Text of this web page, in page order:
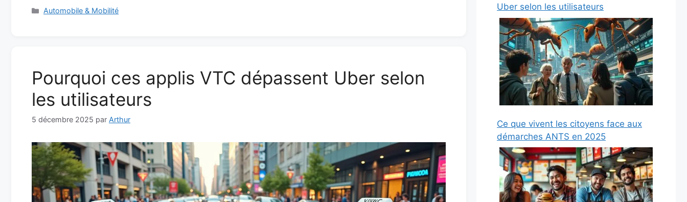
Catégories
Automobile & Mobilité
Pourquoi ces applis VTC dépassent Uber selon
les utilisateurs
5 décembre 2025 par Arthur
Uber selon les utilisateurs
Ce que vivent les citoyens face aux
démarches ANTS en 2025